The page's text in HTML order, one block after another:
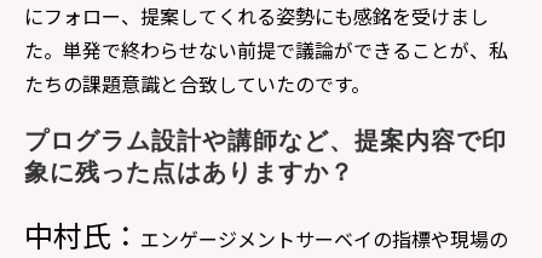
にフォロー、提案してくれる姿勢にも感銘を受けまし
た。単発で終わらせない前提で議論ができることが、私
たちの課題意識と合致していたのです。
プログラム設計や講師など、提案内容で印
象に残った点はありますか？
中村氏： エンゲージメントサーベイの指標や現場の